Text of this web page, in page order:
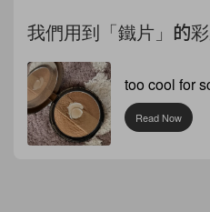
我們用到「鐵片」的
too cool for
Read Now